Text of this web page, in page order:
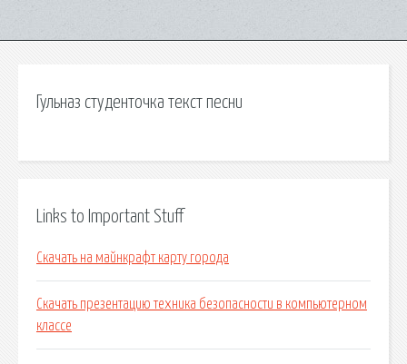
Гульназ студенточка текст песни
Links to Important Stuff
Скачать на майнкрафт карту города
Скачать презентацию техника безопасности в компьютерном
классе